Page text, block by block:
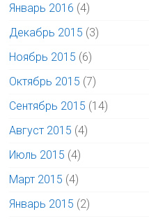
Январь 2016 (4)
Декабрь 2015 (3)
Ноябрь 2015 (6)
Октябрь 2015 (7)
Сентябрь 2015 (14)
Август 2015 (4)
Июль 2015 (4)
Март 2015 (4)
Январь 2015 (2)